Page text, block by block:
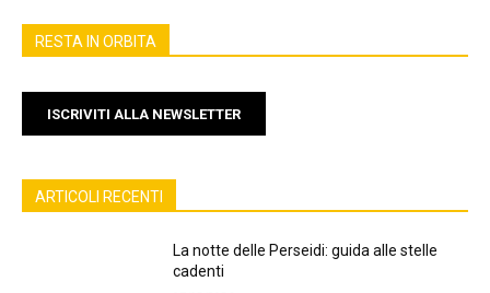
RESTA IN ORBITA
ISCRIVITI ALLA NEWSLETTER
ARTICOLI RECENTI
La notte delle Perseidi: guida alle stelle
cadenti